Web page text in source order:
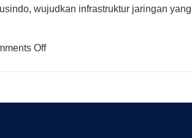
wujudkan infrastruktur jaringan
Off